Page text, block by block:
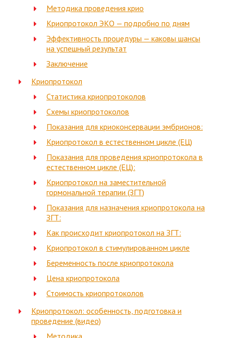
Методика проведения крио
Криопротокол ЭКО — подробно по дням
Эффективность процедуры — каковы шансы
на успешный результат
Заключение
Криопротокол
Статистика криопротоколов
Схемы криопротоколов
Показания для криоконсервации эмбрионов:
Криопротокол в естественном цикле (ЕЦ)
Показания для проведения криопротокола в
естественном цикле (ЕЦ):
Криопротокол на заместительной
гормональной терапии (ЗГТ)
Показания для назначения криопротокола на
ЗГТ:
Как происходит криопротокол на ЗГТ:
Криопротокол в стимулированном цикле
Беременность после криопротокола
Цена криопротокола
Стоимость криопротоколов
Криопротокол: особенность, подготовка и
проведение (видео)
Методика